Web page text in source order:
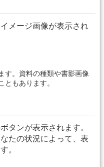
メージ画像が表示され
す。資料の種類や書影画像
ともあります。
タンが表示されます。
たの状況によって、表
。